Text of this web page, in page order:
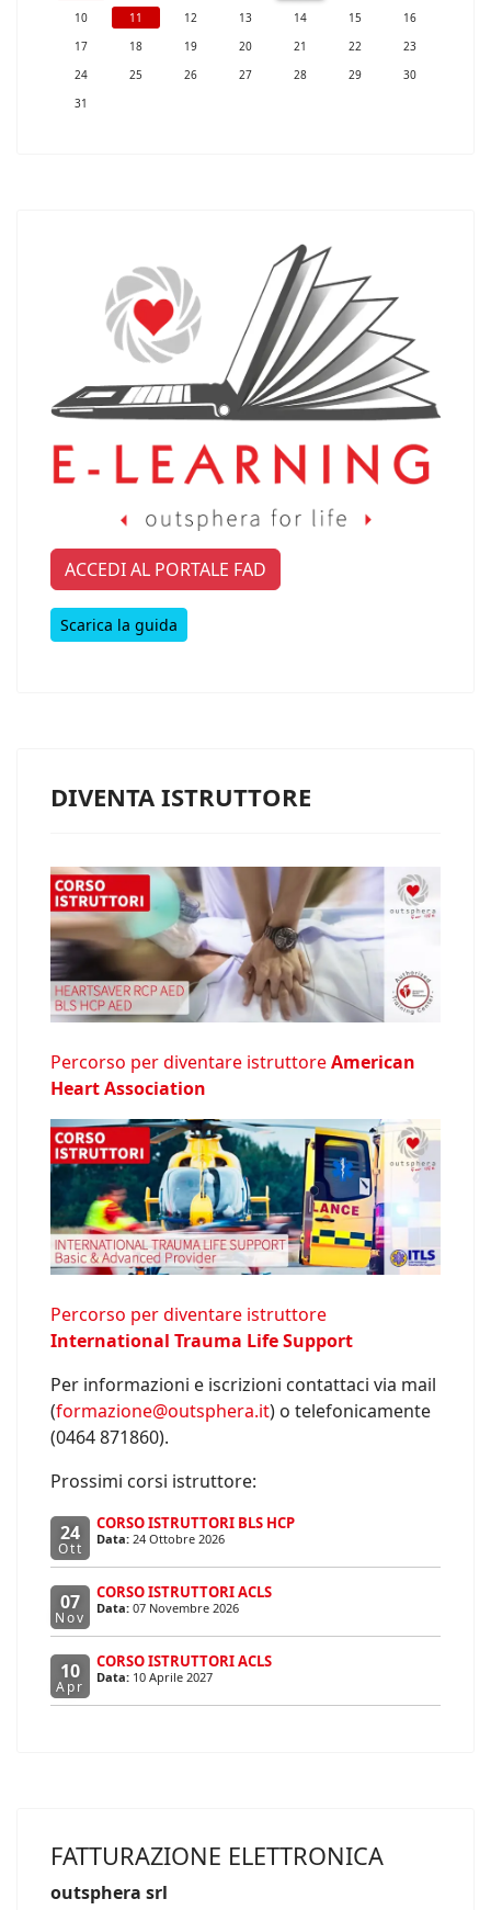
10
11 12 13 14 15
16
17
18 19 20 21 22
23
24
25 26 27 28 29
30
31
ACCEDI AL PORTALE FAD
Scarica la guida
DIVENTA ISTRUTTORE
Percorso per diventare istruttoreAmerican
Heart Association
Percorso per diventare istruttore
International Trauma Life Support
Per informazioni e iscrizioni contattaci via mail
(formazione@outsphera.it) o telefonicamente
(0464 871860).
Prossimi corsi istruttore:
24
Ott
CORSO ISTRUTTORI BLS HCP
Data: 24 Ottobre 2026
07
Nov
CORSO ISTRUTTORI ACLS
Data: 07 Novembre 2026
10
Apr
CORSO ISTRUTTORI ACLS
Data: 10 Aprile 2027
FATTURAZIONE ELETTRONICA
outsphera srl